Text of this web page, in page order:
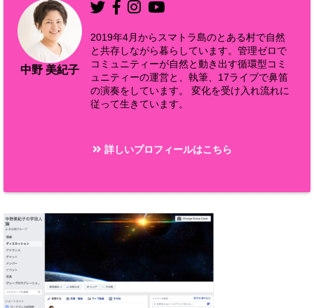
中野 美紀子
2019年4月からスマトラ島のとある村で自然
と共存しながら暮らしています。管理ゼロで
コミュニティーが自然と動き出す循環型コミ
ュニティーの運営と、執筆、17ライブで鼻笛
の演奏をしています。 変化を受け入れ流れに
従って生きています。
詳しいプロフィールはこちら